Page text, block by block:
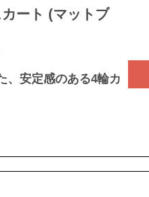
ート (マットブ
、安定感のある4輪カ